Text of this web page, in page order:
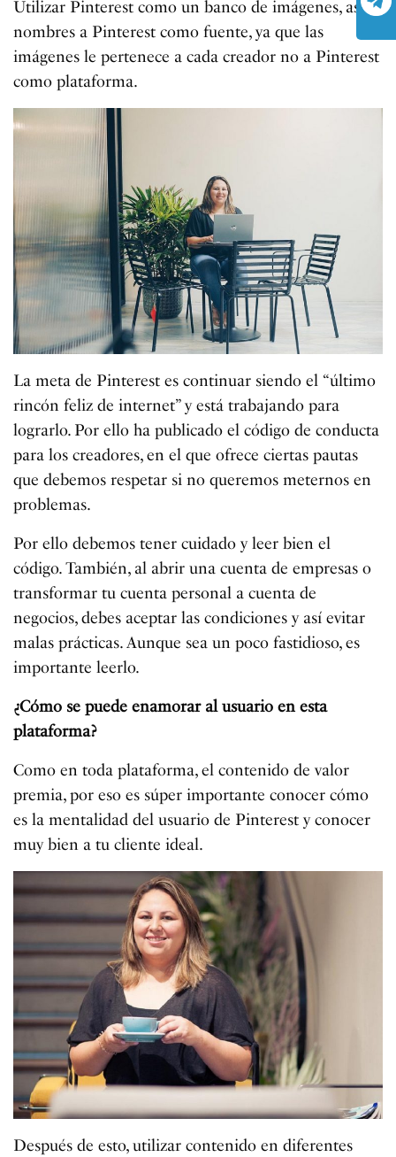
Utilizar Pinterest como un banco de imágenes, así
nombres a Pinterest como fuente, ya que las
imágenes le pertenece a cada creador no a Pinterest
como plataforma.
La meta de Pinterest es continuar siendo el “último
rincón feliz de internet” y está trabajando para
lograrlo. Por ello ha publicado el código de conducta
para los creadores, en el que ofrece ciertas pautas
que debemos respetar si no queremos meternos en
problemas.
Por ello debemos tener cuidado y leer bien el
código. También, al abrir una cuenta de empresas o
transformar tu cuenta personal a cuenta de
negocios, debes aceptar las condiciones y así evitar
malas prácticas. Aunque sea un poco fastidioso, es
importante leerlo.
¿Cómo se puede enamorar al usuario en esta
plataforma?
Como en toda plataforma, el contenido de valor
premia, por eso es súper importante conocer cómo
es la mentalidad del usuario de Pinterest y conocer
muy bien a tu cliente ideal.
Después de esto, utilizar contenido en diferentes